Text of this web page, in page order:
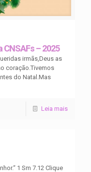
– 2025
irmãs,Deus as
coração.Tivemos
do Natal.Mas
Leia mais
1 Sm 7.12 Clique